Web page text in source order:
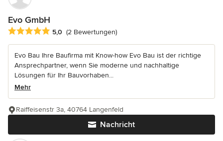
Evo GmbH
Durchschnittliche Bewertung: 5 von 5 Sternen
5,0 (2 Bewertungen)
Evo Bau Ihre Baufirma mit Know-how Evo Bau ist der richtige
Ansprechpartner, wenn Sie moderne und nachhaltige
Lösungen für Ihr Bauvorhaben...
Mehr
Nachricht
Raiffeisenstr 3a, 40764 Langenfeld